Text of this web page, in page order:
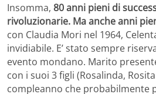
Insomma, 80 anni pieni di
rivoluzionarie. Ma anche anni
con Claudia Mori nel 1964,
invidiabile. E’ stato sempre
evento mondano. Marito
con i suoi 3 figli (Rosalinda,
compleanno che probabilmente